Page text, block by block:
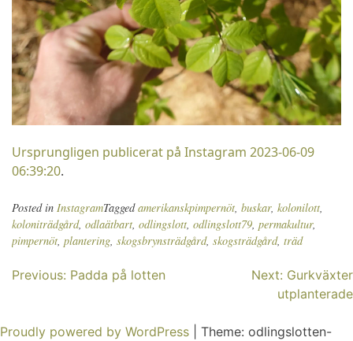
Ursprungligen publicerat på Instagram 2023-06-09
06:39:20.
Posted in InstagramTaggedamerikanskpimpernöt, buskar, kolonilott,
koloniträdgård, odlaätbart, odlingslott, odlingslott79, permakultur,
pimpernöt, plantering, skogsbrynsträdgård, skogsträdgård, träd
Inläggsnavigering
Previous: Padda på lotten Next: Gurkväxter
utplanterade
Proudly powered by WordPress Theme: odlingslotten-